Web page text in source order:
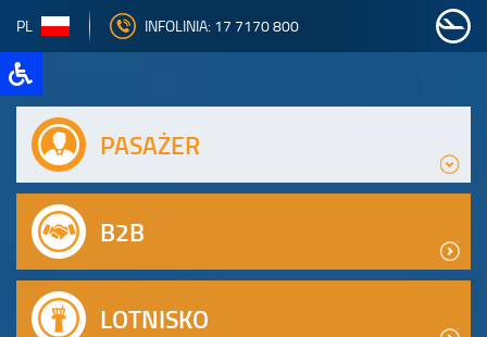
PL INFOLINIA: 17 7170 800
PASAŻER
B2B
LOTNISKO